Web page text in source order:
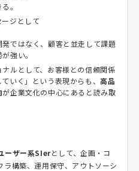
。
ジとして
ではなく、顧客と並走して課題
強い。
ナルとして、お客様との信頼関係
いく」という表現からも、高品
が企業文化の中心にあると読み取
ーザー系SIerとして、企画・コ
ラ構築、運用保守、アウトソーシ